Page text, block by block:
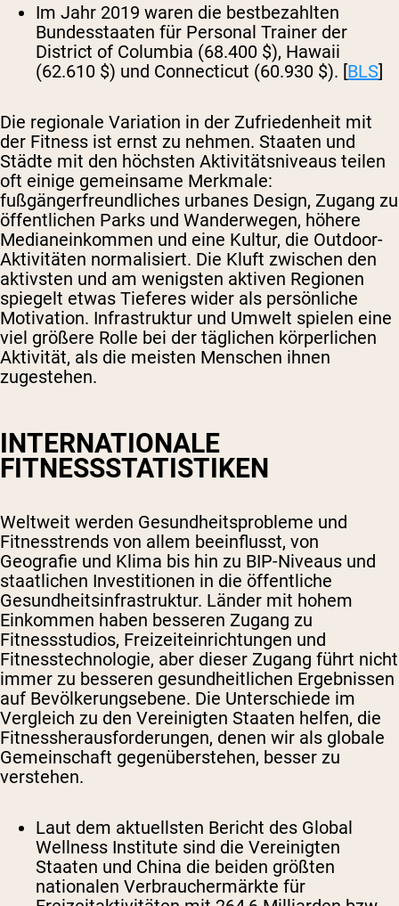
Im Jahr 2019 waren die bestbezahlten
Bundesstaaten für Personal Trainer der
District of Columbia (68.400 $), Hawaii
(62.610 $) und Connecticut (60.930 $). [BLS]
Die regionale Variation in der Zufriedenheit mit
der Fitness ist ernst zu nehmen. Staaten und
Städte mit den höchsten Aktivitätsniveaus teilen
oft einige gemeinsame Merkmale:
fußgängerfreundliches urbanes Design, Zugang zu
öffentlichen Parks und Wanderwegen, höhere
Medianeinkommen und eine Kultur, die Outdoor-
Aktivitäten normalisiert. Die Kluft zwischen den
aktivsten und am wenigsten aktiven Regionen
spiegelt etwas Tieferes wider als persönliche
Motivation. Infrastruktur und Umwelt spielen eine
viel größere Rolle bei der täglichen körperlichen
Aktivität, als die meisten Menschen ihnen
zugestehen.
INTERNATIONALE
FITNESSSTATISTIKEN
Weltweit werden Gesundheitsprobleme und
Fitnesstrends von allem beeinflusst, von
Geografie und Klima bis hin zu BIP-Niveaus und
staatlichen Investitionen in die öffentliche
Gesundheitsinfrastruktur. Länder mit hohem
Einkommen haben besseren Zugang zu
Fitnessstudios, Freizeiteinrichtungen und
Fitnesstechnologie, aber dieser Zugang führt nicht
immer zu besseren gesundheitlichen Ergebnissen
auf Bevölkerungsebene. Die Unterschiede im
Vergleich zu den Vereinigten Staaten helfen, die
Fitnessherausforderungen, denen wir als globale
Gemeinschaft gegenüberstehen, besser zu
verstehen.
Laut dem aktuellsten Bericht des Global
Wellness Institute sind die Vereinigten
Staaten und China die beiden größten
nationalen Verbrauchermärkte für